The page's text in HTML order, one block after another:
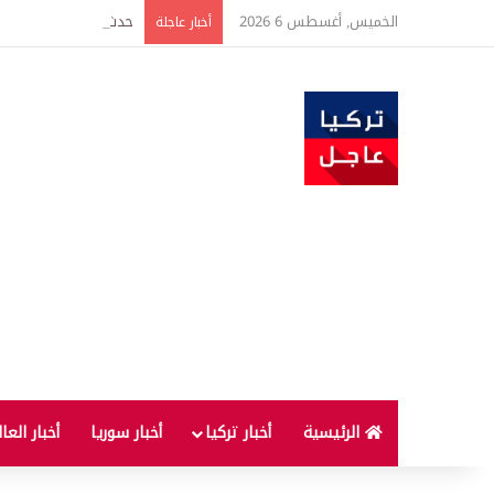
الخميس, أغسطس 6 2026 أخبار عاجلة حدث فريد من نوعه بين
الرئيسية أخبار تركيا أخبار سوريا أخبار